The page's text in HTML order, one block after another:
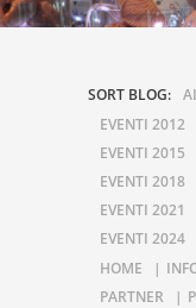
SORT BLOG:
EVENTI 2012
EVENTI 2015
EVENTI 2018
EVENTI 2021
EVENTI 2024
HOME
PARTNER